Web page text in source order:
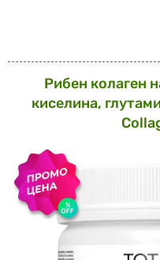
Рибен колаген
киселина,